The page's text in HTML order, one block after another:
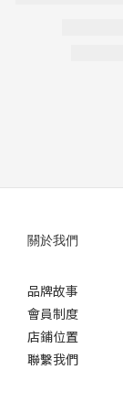
關於我們
品牌故事
會員制度
店鋪位置
聯繫我們